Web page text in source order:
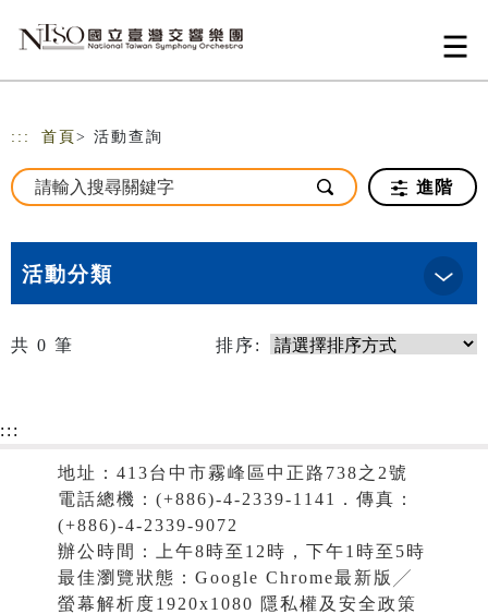
::: 首頁 > 活動查詢
進階
活動分類
共 0 筆 排序:
:::
地址：413台中市霧峰區中正路738之2號
電話總機：(+886)-4-2339-1141．傳真：
(+886)-4-2339-9072
辦公時間：上午8時至12時，下午1時至5時
最佳瀏覽狀態：Google Chrome最新版╱
螢幕解析度1920x1080 隱私權及安全政策